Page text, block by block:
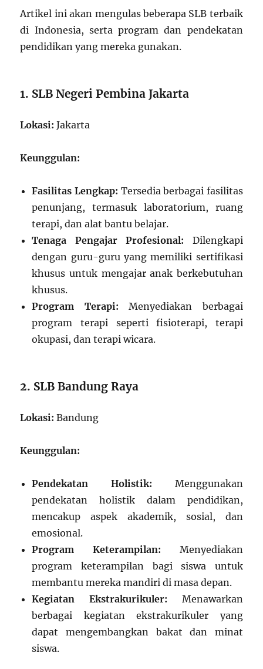
Artikel ini akan mengulas beberapa SLB terbaik
di Indonesia, serta program dan pendekatan
pendidikan yang mereka gunakan.
1. SLB Negeri Pembina Jakarta
Lokasi: Jakarta
Keunggulan:
Fasilitas Lengkap: Tersedia berbagai fasilitas
penunjang, termasuk laboratorium, ruang
terapi, dan alat bantu belajar.
Tenaga Pengajar Profesional: Dilengkapi
dengan guru-guru yang memiliki sertifikasi
khusus untuk mengajar anak berkebutuhan
khusus.
Program Terapi: Menyediakan berbagai
program terapi seperti fisioterapi, terapi
okupasi, dan terapi wicara.
2. SLB Bandung Raya
Lokasi: Bandung
Keunggulan:
Pendekatan Holistik: Menggunakan
pendekatan holistik dalam pendidikan,
mencakup aspek akademik, sosial, dan
emosional.
Program Keterampilan: Menyediakan
program keterampilan bagi siswa untuk
membantu mereka mandiri di masa depan.
Kegiatan Ekstrakurikuler: Menawarkan
berbagai kegiatan ekstrakurikuler yang
dapat mengembangkan bakat dan minat
siswa.